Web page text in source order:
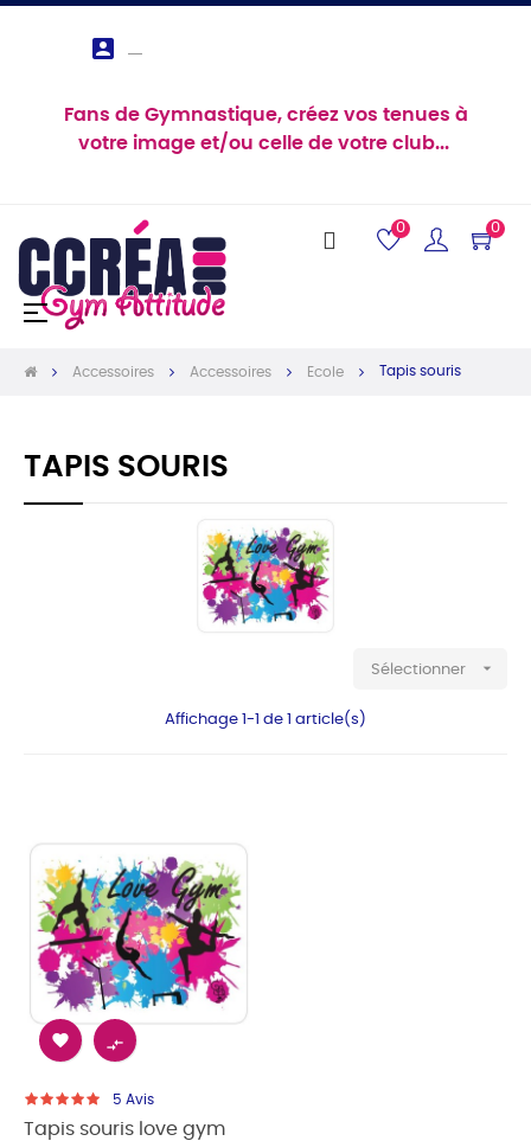

Fans de Gymnastique, créez vos tenues à
votre image et/ou celle de votre club...
0 0
Basculer
☰
Accessoires Accessoires Ecole Tapis souris
TAPIS SOURIS
Sélectionner 
Affichage 1-1 de 1 article(s)
 
5 Avis
Tapis souris love gym